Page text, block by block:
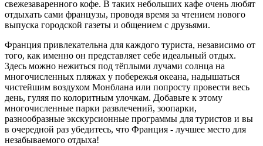
свежезаваренного кофе. В таких небольших кафе очень любят
отдыхать сами французы, проводя время за чтением нового
выпуска городской газеты и общением с друзьями.
Франция привлекательна для каждого туриста, независимо от
того, как именно он представляет себе идеальный отдых.
Здесь можно нежиться под тёплыми лучами солнца на
многочисленных пляжах у побережья океана, надышаться
чистейшим воздухом Монблана или попросту провести весь
день, гуляя по колоритным улочкам. Добавьте к этому
многочисленные парки развлечений, зоопарки,
разнообразные экскурсионные программы для туристов и вы
в очередной раз убедитесь, что Франция - лучшее место для
незабываемого отдыха!